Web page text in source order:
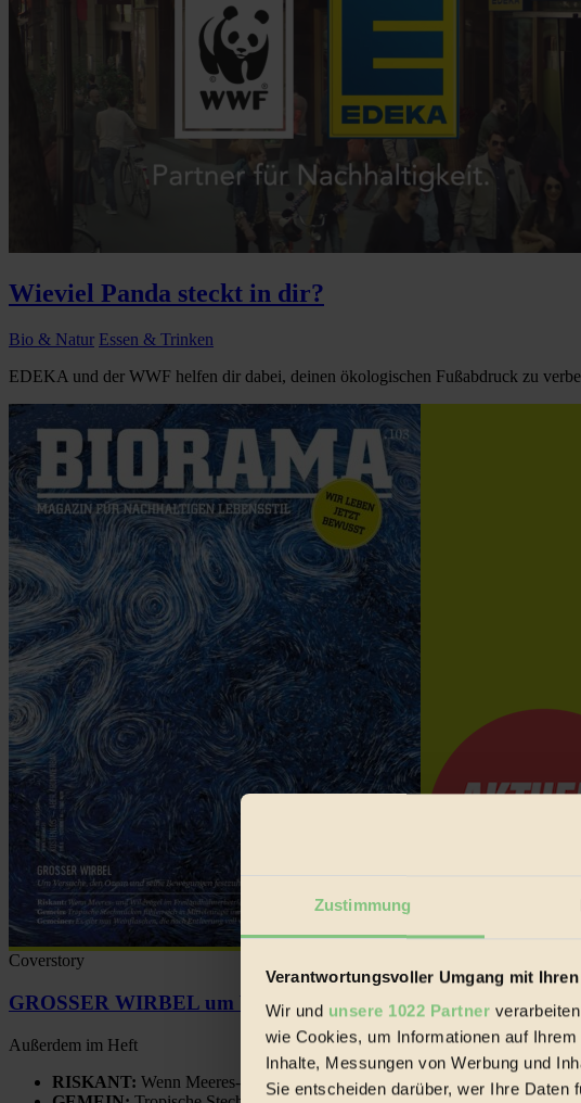
Zustimmung
Verantwortungsvoller Umgang mit Ihren
Wir und unsere 1022 Partner
wie Cookies, um Informationen auf
Inhalte, Messungen von Werbung und
Sie entscheiden darüber, wer Ihre
Wieviel Panda steckt in dir?
Bio & Natur Essen & Trinken
EDEKA und der WWF helfen dir dabei, deinen ökologischen Fußabdruck zu
Coverstory
GROSSER WIRBEL um Versuche, den Ozean und seine
Außerdem im Heft
RISKANT: Wenn Meeres- und Wildvögel im Freilandhühnerbetrieb